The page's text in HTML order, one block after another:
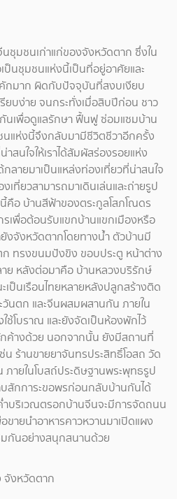
ชุมชนเก่าแก่ของจังหวัดตาก ซึ่งใน
ป็นชุมชนแห่งนี้เป็นที่อยู่อาศัยและ
กมาก ผิดกับปัจจุบันที่สงบเงียบ
บง่าย จนกระทั่งเมื่อสิบปีก่อน ชาว
นเพื่อดูแลรักษา ฟื้นฟู ซ่อมแซมบ้าน
นแห่งนี้จึงกลับมามีชีวิตชีวาอีกครั้ง
สนใจให้เราได้สัมผัสร่องรอยแห่ง
กลายมาเป็นแหล่งท่องเที่ยวที่น่าสนใจ
ที่ยวสามารถมาเดินเล่นและถ่ายรูป
คือ บ้านสีฟ้าของตระกูลโสภโณดร
เพื่อต้อนรับแขกบ้านแขกเมืองหรือ
งจังหวัดตากโดยทางน้ำ ตัวบ้านมี
ทรงขนมปังขิง ขอบประตู หน้าต่าง
าย หลังต่อมาคือ บ้านหลวงบริรักษ์
ป็นเรือนไทยหลายหลังปลูกสร้างติด
นตก และจีนผสมผสานกัน ภายใน
ช้โบราณ และยังจัดเป็นห้องพักไว้
ค้างด้วย นอกจากนั้น ยังมีสถานที่
ร้านขายยาจันทรประสิทธิ์โอสถ วัด
ายในโบสถ์ประดิษฐานพระพุทธรูป
บสักการะขอพรก่อนกลับบ้านกันได้
บริเวณตรอกบ้านจีนจะมีการจัดถนน
ายนำอาหารคาวหวานมาเปิดแผง
กันอย่างสนุกสนานด้วย
จังหวัดตาก